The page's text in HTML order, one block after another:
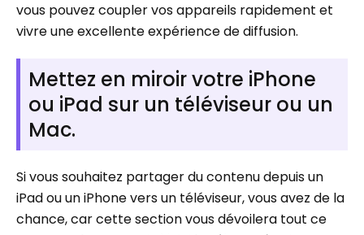
vous pouvez coupler vos appareils rapidement et
vivre une excellente expérience de diffusion.
Mettez en miroir votre iPhone
ou iPad sur un téléviseur ou un
Mac.
Si vous souhaitez partager du contenu depuis un
iPad ou un iPhone vers un téléviseur, vous avez de la
chance, car cette section vous dévoilera tout ce